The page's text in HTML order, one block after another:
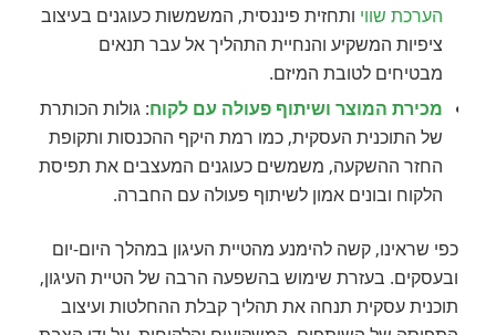
הערכת שווי ותחזית פיננסית, המשמשות כעוגנים בעיצוב
ציפיות המשקיע והנחיית התהליך אל עבר תנאים
מבטיחים לטובת המיזם.
מכירת המוצר ושיתוף פעולה עם לקוח: גולות הכותרת
של התוכנית העסקית, כמו רמת היקף ההכנסות ותקופת
החזר ההשקעה, משמשים כעוגנים המעצבים את תפיסת
הלקוח ובונים אמון לשיתוף פעולה עם החברה.
כפי שראינו, קשה להימנע מהטיית העיגון במהלך היום-יום
ובעסקים. בעזרת שימוש בהשפעה הרבה של הטיית העיגון,
תוכנית עסקית תנחה את תהליך קבלת ההחלטות ועיצוב